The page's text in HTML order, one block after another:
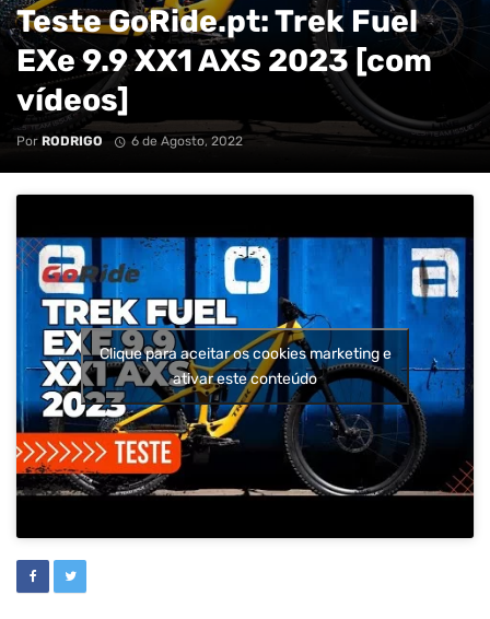
Teste GoRide.pt: Trek Fuel
EXe 9.9 XX1 AXS 2023 [com
vídeos]
Por RODRIGO 6 de Agosto, 2022
Clique para aceitar os cookies marketing e
ativar este conteúdo